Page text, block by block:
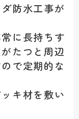
防水工事が
に長持ちす
たつと周辺
で定期的な
キ材を敷い